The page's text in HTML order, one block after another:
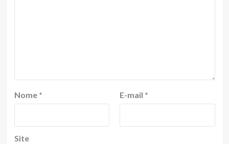
Nome * E-mail *
Site